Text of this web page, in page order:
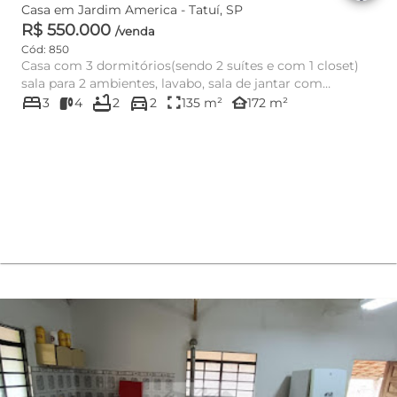
Casa em Jardim America - Tatuí, SP
R$ 550.000 /venda
Cód: 850
Casa com 3 dormitórios(sendo 2 suítes e com 1 closet)
sala para 2 ambientes, lavabo, sala de jantar com
integração com ...
bed3 4 bathtub2 directions_car2 fullscreen135 m² other_houses172 m²